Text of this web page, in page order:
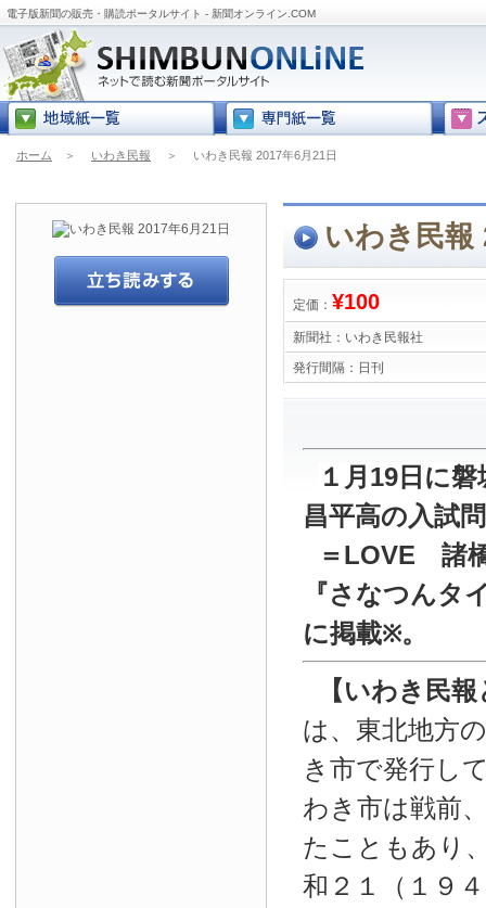
電子版新聞の販売・購読ポータルサイト - 新聞オンライン.COM
ホーム ＞ いわき民報 ＞ いわき民報 2017年6月21日
いわき民報
定価： ¥100
新聞社： いわき民報社
発行間隔： 日刊
１月19日に
昌平高の入試
＝LOVE 諸
『さなつんタ
に掲載※。
【いわき民
は、東北地方
き市で発行し
わき市は戦前
たこともあり
和２１（１９